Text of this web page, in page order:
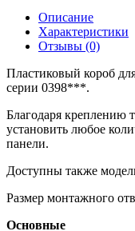
Описание
Характеристики
Отзывы (0)
Пластиковый короб
серии 0398***.
Благодаря креплению
установить любое
панели.
Доступны также
Размер монтажного
Основные